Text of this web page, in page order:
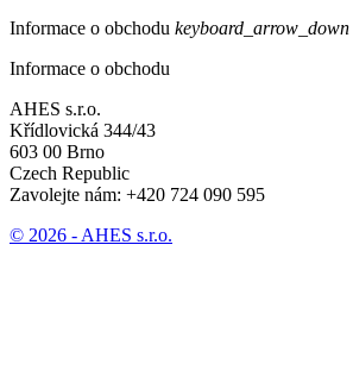
Informace o obchodu keyboard_arrow_down
Informace o obchodu
AHES s.r.o.
Křídlovická 344/43
603 00 Brno
Czech Republic
Zavolejte nám: +420 724 090 595
© 2026 - AHES s.r.o.